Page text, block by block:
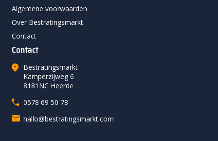
Algemene voorwaarden
Over Bestratingsmarkt
Contact
Contact
Bestratingsmarkt
Kamperzijweg 6
8181NC Heerde
0578 69 50 78
hallo@bestratingsmarkt.com